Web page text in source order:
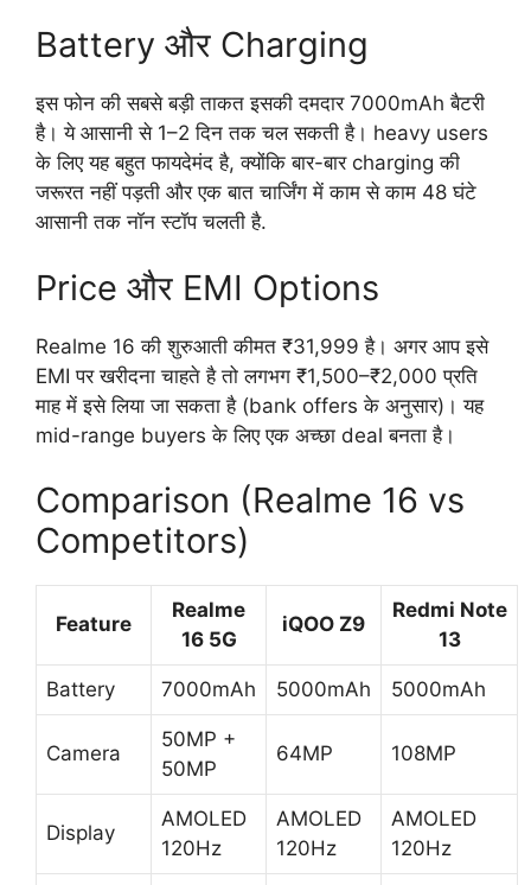
Battery और Charging
इस फोन की सबसे बड़ी ताकत इसकी दमदार 7000mAh बैटरी
है। ये आसानी से 1–2 दिन तक चल सकती है। heavy users
के लिए यह बहुत फायदेमंद है, क्योंकि बार-बार charging की
जरूरत नहीं पड़ती और एक बात चार्जिंग में काम से काम 48 घंटे
आसानी तक नॉन स्टॉप चलती है.
Price और EMI Options
Realme 16 की शुरुआती कीमत ₹31,999 है। अगर आप इसे
EMI पर खरीदना चाहते है तो लगभग ₹1,500–₹2,000 प्रति
माह में इसे लिया जा सकता है (bank offers के अनुसार)। यह
mid-range buyers के लिए एक अच्छा deal बनता है।
Comparison (Realme 16 vs
Competitors)
Feature
Realme
16 5G
iQOO Z9
Redmi Note
13
Battery 7000mAh 5000mAh 5000mAh
Camera
50MP +
50MP
64MP 108MP
Display
AMOLED
120Hz
AMOLED
120Hz
AMOLED
120Hz